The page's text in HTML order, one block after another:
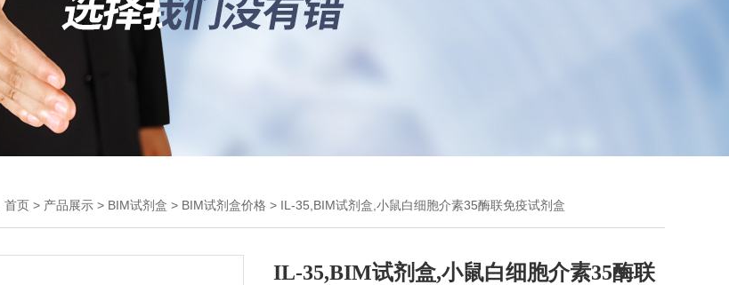
首页 > 产品展示 > BIM试剂盒 > BIM试剂盒价格 > IL-35,BIM试剂盒,小鼠白细胞介素35酶联免疫试剂盒
IL-35,BIM试剂盒,小鼠白细胞介素35酶联